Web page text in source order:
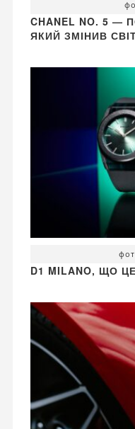
CHANEL NO. 5
ЯКИЙ ЗМІНИВ
D1 MILANO, ЩО